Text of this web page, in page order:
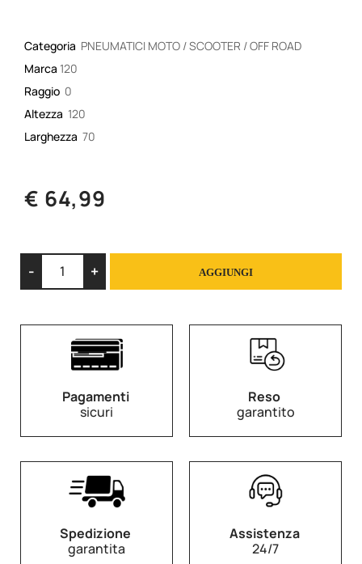
Categoria PNEUMATICI MOTO / SCOOTER / OFF ROAD
Marca 120
Raggio 0
Altezza 120
Larghezza 70
€ 64,99
AGGIUNGI
Pagamenti
sicuri
Reso
garantito
Spedizione
garantita
Assistenza
24/7